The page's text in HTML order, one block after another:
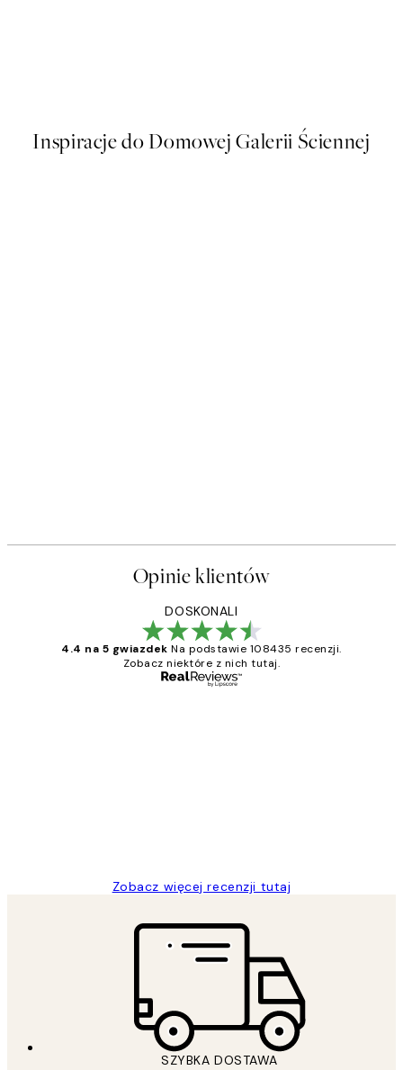
Inspiracje do Domowej Galerii Ściennej
Opinie klientów
DOSKONALI
4.4 na 5 gwiazdek Na podstawie 108435 recenzji.
Zobacz niektóre z nich tutaj.
Zobacz więcej recenzji tutaj
SZYBKA DOSTAWA